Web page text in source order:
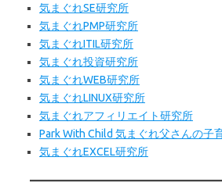
気まぐれSE研究所
気まぐれPMP研究所
気まぐれITIL研究所
気まぐれ投資研究所
気まぐれWEB研究所
気まぐれLINUX研究所
気まぐれアフィリエイト研究所
Park With Child 気まぐれ父さんの子
気まぐれEXCEL研究所